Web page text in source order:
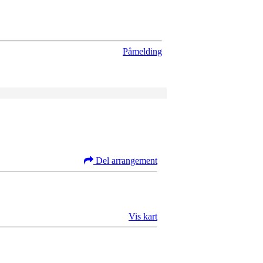
Påmelding
Del arrangement
Vis kart